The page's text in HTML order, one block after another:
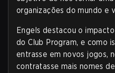
organizações do mundo e
Engels destacou o
do Club Program, e como
entrasse em novos jogos,
contratasse mais nomes